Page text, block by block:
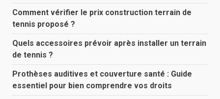
Comment vérifier le prix construction terrain de
tennis proposé ?
Quels accessoires prévoir après installer un terrain
de tennis ?
Prothèses auditives et couverture santé : Guide
essentiel pour bien comprendre vos droits